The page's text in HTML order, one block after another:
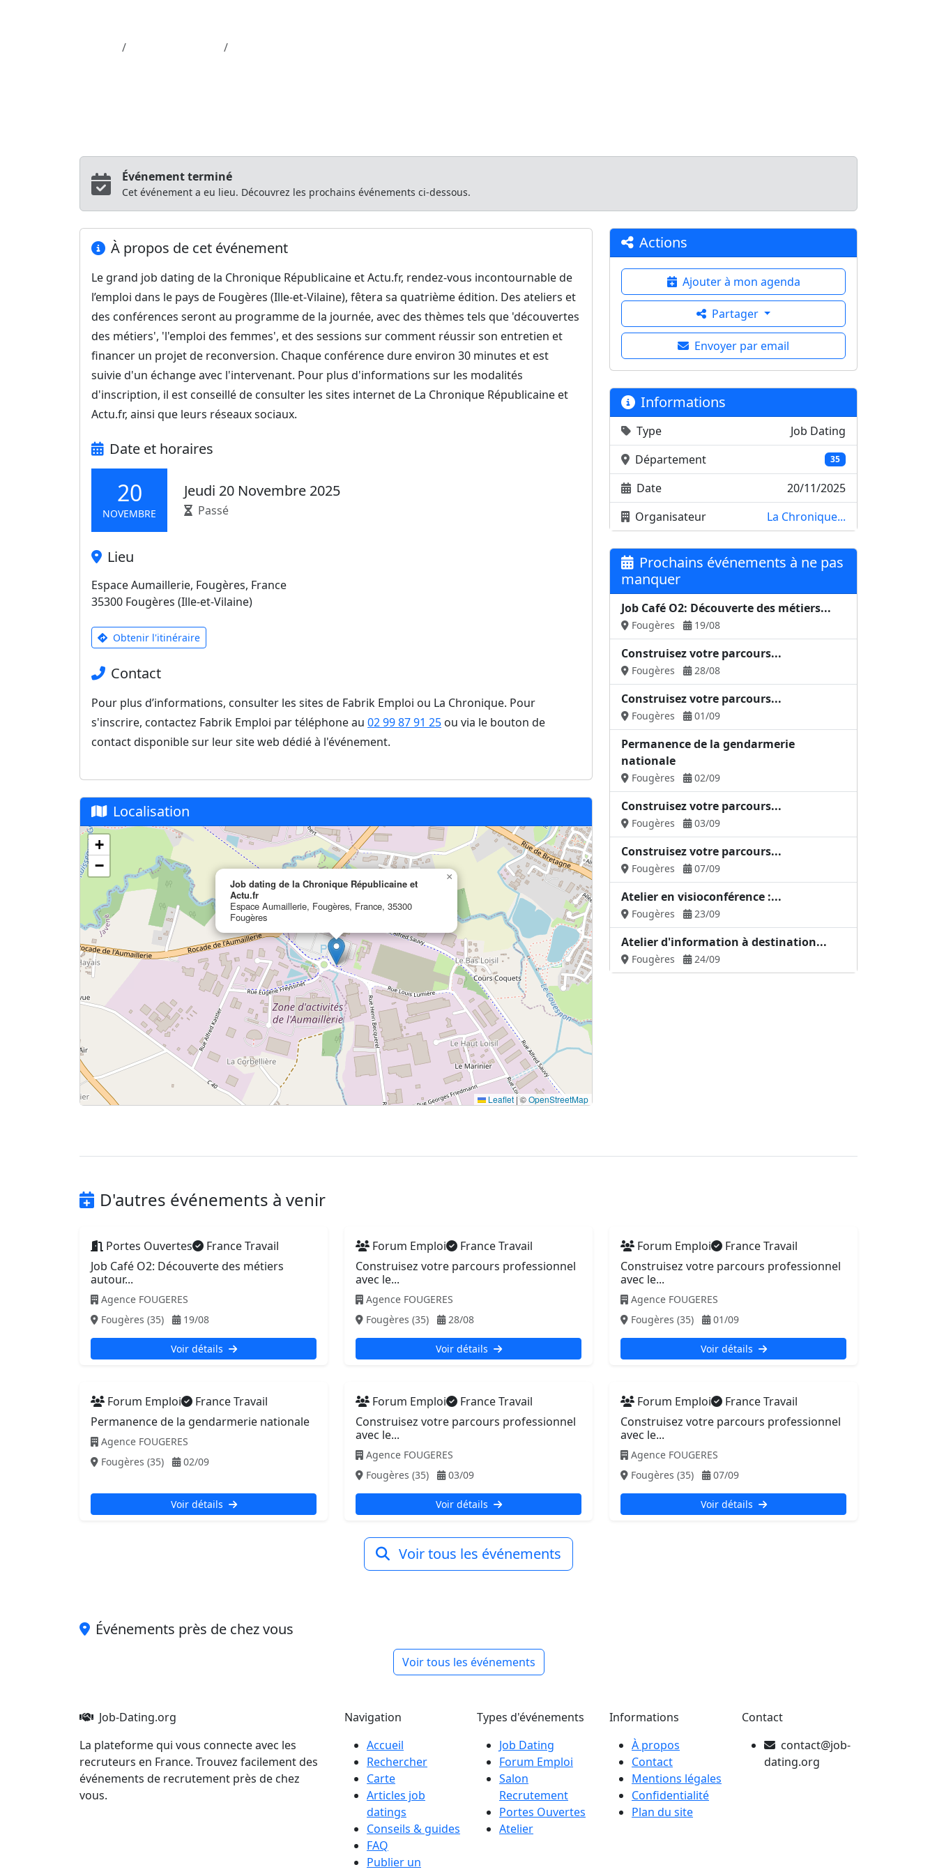
Événement terminé
Cet événement a eu lieu. Découvrez les prochains événements ci-dessous.
À propos de cet événement
Le grand job dating de la Chronique Républicaine et Actu.fr, rendez-vous incontournable de
l’emploi dans le pays de Fougères (Ille-et-Vilaine), fêtera sa quatrième édition. Des ateliers et
des conférences seront au programme de la journée, avec des thèmes tels que 'découvertes
des métiers', 'l'emploi des femmes', et des sessions sur comment réussir son entretien et
financer un projet de reconversion. Chaque conférence dure environ 30 minutes et est
suivie d'un échange avec l'intervenant. Pour plus d'informations sur les modalités
d'inscription, il est conseillé de consulter les sites internet de La Chronique Républicaine et
Actu.fr, ainsi que leurs réseaux sociaux.
Date et horaires
20
NOVEMBRE
Jeudi 20 Novembre 2025
Passé
Lieu
Espace Aumaillerie, Fougères, France
35300 Fougères (Ille-et-Vilaine)
Obtenir l'itinéraire
Contact
Pour plus d’informations, consulter les sites de Fabrik Emploi ou La Chronique. Pour
s'inscrire, contactez Fabrik Emploi par téléphone au 02 99 87 91 25 ou via le bouton de
contact disponible sur leur site web dédié à l'événement.
Localisation
Job dating de la Chronique Républicaine et
Actu.fr
Espace Aumaillerie, Fougères, France, 35300
Fougères
×
+
−
Leaflet|©OpenStreetMap
Actions
Ajouter à mon agenda
Partager
Envoyer par email
Informations
Type
Job Dating
Département
35
Date
20/11/2025
Organisateur
La Chronique...
Prochains événements à ne pas
manquer
Job Café O2: Découverte des métiers...
Fougères 19/08
Construisez votre parcours...
Fougères 28/08
Construisez votre parcours...
Fougères 01/09
Permanence de la gendarmerie
nationale
Fougères 02/09
Construisez votre parcours...
Fougères 03/09
Construisez votre parcours...
Fougères 07/09
Atelier en visioconférence :...
Fougères 23/09
Atelier d'information à destination...
Fougères 24/09
D'autres événements à venir
Portes Ouvertes
France Travail
Job Café O2: Découverte des métiers
autour...
Agence FOUGERES
Fougères (35)
19/08
Voir détails
Forum Emploi
France Travail
Construisez votre parcours professionnel
avec le...
Agence FOUGERES
Fougères (35)
28/08
Voir détails
Forum Emploi
France Travail
Construisez votre parcours professionnel
avec le...
Agence FOUGERES
Fougères (35)
01/09
Voir détails
Forum Emploi
France Travail
Permanence de la gendarmerie nationale
Agence FOUGERES
Fougères (35)
02/09
Voir détails
Forum Emploi
France Travail
Construisez votre parcours professionnel
avec le...
Agence FOUGERES
Fougères (35)
03/09
Voir détails
Forum Emploi
France Travail
Construisez votre parcours professionnel
avec le...
Agence FOUGERES
Fougères (35)
07/09
Voir détails
Voir tous les événements
Événements près de chez vous
Voir tous les événements
Job-Dating.org
La plateforme qui vous connecte avec les
recruteurs en France. Trouvez facilement des
événements de recrutement près de chez
vous.
Navigation
Accueil
Rechercher
Carte
Articles job
datings
Conseils & guides
FAQ
Publier un
Types d'événements
Job Dating
Forum Emploi
Salon
Recrutement
Portes Ouvertes
Atelier
Informations
À propos
Contact
Mentions légales
Confidentialité
Plan du site
Contact
contact@job-
dating.org